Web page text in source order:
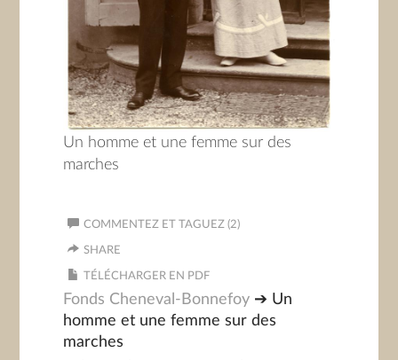
Un homme et une femme sur des
marches
COMMENTEZ ET TAGUEZ (2)
SHARE
TÉLÉCHARGER EN PDF
Fonds Cheneval-Bonnefoy ➔ Un
homme et une femme sur des
marches